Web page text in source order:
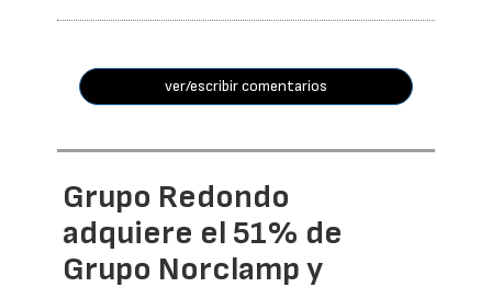
ver/escribir comentarios
Grupo Redondo
adquiere el 51% de
Grupo Norclamp y